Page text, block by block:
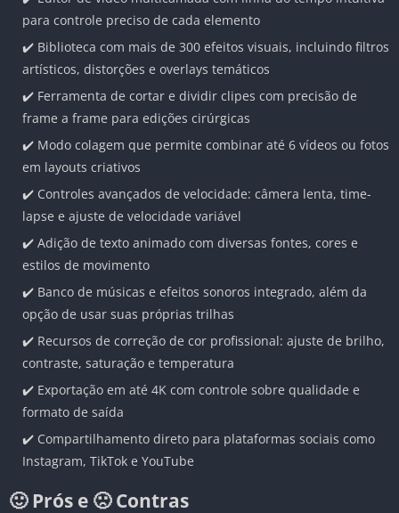
para controle preciso de cada elemento
✔️ Biblioteca com mais de 300 efeitos visuais, incluindo filtros
artísticos, distorções e overlays temáticos
✔️ Ferramenta de cortar e dividir clipes com precisão de
frame a frame para edições cirúrgicas
✔️ Modo colagem que permite combinar até 6 vídeos ou fotos
em layouts criativos
✔️ Controles avançados de velocidade: câmera lenta, time-
lapse e ajuste de velocidade variável
✔️ Adição de texto animado com diversas fontes, cores e
estilos de movimento
✔️ Banco de músicas e efeitos sonoros integrado, além da
opção de usar suas próprias trilhas
✔️ Recursos de correção de cor profissional: ajuste de brilho,
contraste, saturação e temperatura
✔️ Exportação em até 4K com controle sobre qualidade e
formato de saída
✔️ Compartilhamento direto para plataformas sociais como
Instagram, TikTok e YouTube
🙂 Prós e 🙁 Contras